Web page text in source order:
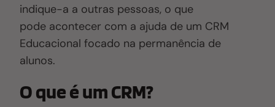
indique-a a outras pessoas, o que
pode acontecer com a ajuda de um CRM
Educacional focado na permanência de
alunos.
O que é um CRM?